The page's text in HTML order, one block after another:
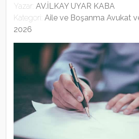
Yazar: AV.İLKAY UYAR KABA
Kategori: Aile ve Boşanma Avukat
2026